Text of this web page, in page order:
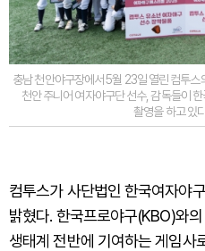
충남 천안야구장에서 5월 23일 열린 컴투
천안 주니어 여자야구단 선수, 감독들이
촬영을 하고 있
컴투스가 사단법인 한국여자야
밝혔다. 한국프로야구(KBO)와
생태계 전반에 기여하는 게임사